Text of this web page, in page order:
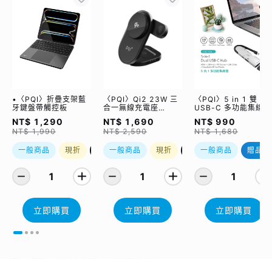
•〈PQI〉折疊支架藍
牙鍵盤帶觸控板
NT$ 1,290
NT$ 1,990
一般商品 現折 優惠加購
1
立即購買
〈PQI〉Qi2 23W 三
合一無線充電座
(WCC2302)
NT$ 1,690
NT$ 2,590
一般商品 現折 優惠加購
1
立即購買
〈PQI〉5 in 1 雙
USB-C 多功能集線器
（限量加贈｜U988
class 10 Micro SD
記憶卡 64GB，附 SD
轉卡）
NT$ 990
NT$ 1,680
一般商品 贈品
1
立即購買